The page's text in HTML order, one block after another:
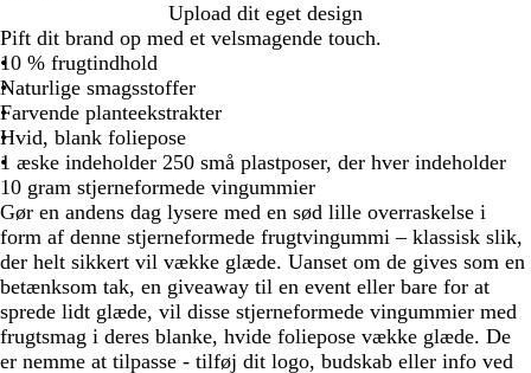
v
i
d
Upload dit eget design
Pift dit brand op med et velsmagende touch.
10 % frugtindhold
Naturlige smagsstoffer
Farvende planteekstrakter
Hvid, blank foliepose
1 æske indeholder 250 små plastposer, der hver indeholder
10 gram stjerneformede vingummier
Gør en andens dag lysere med en sød lille overraskelse i
form af denne stjerneformede frugtvingummi – klassisk slik,
der helt sikkert vil vække glæde. Uanset om de gives som en
betænksom tak, en giveaway til en event eller bare for at
sprede lidt glæde, vil disse stjerneformede vingummier med
frugtsmag i deres blanke, hvide foliepose vække glæde. De
er nemme at tilpasse - tilføj dit logo, budskab eller info ved